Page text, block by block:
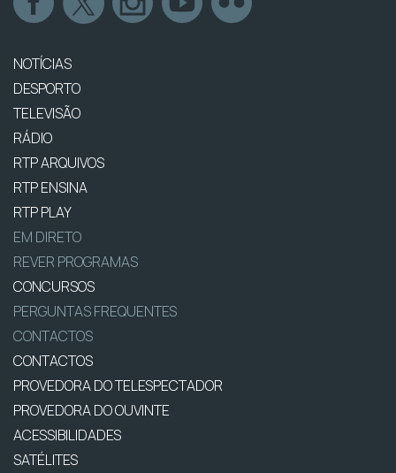
NOTÍCIAS
DESPORTO
TELEVISÃO
RÁDIO
RTP ARQUIVOS
RTP ENSINA
RTP PLAY
EM DIRETO
REVER PROGRAMAS
CONCURSOS
PERGUNTAS FREQUENTES
CONTACTOS
CONTACTOS
PROVEDORA DO TELESPECTADOR
PROVEDORA DO OUVINTE
ACESSIBILIDADES
SATÉLITES